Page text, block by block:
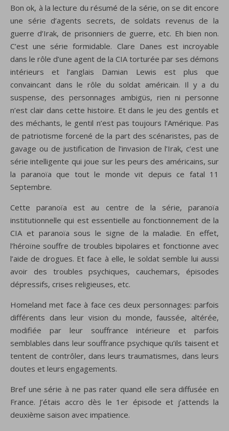
Bon ok, à la lecture du résumé de la série, on se dit encore
une série d’agents secrets, de soldats revenus de la
guerre d’Irak, de prisonniers de guerre, etc. Eh bien non.
C’est une série formidable. Clare Danes est incroyable
dans le rôle d’une agent de la CIA torturée par ses démons
intérieurs et l’anglais Damian Lewis est plus que
convaincant dans le rôle du soldat américain. Il y a du
suspense, des personnages ambigüs, rien ni personne
n’est clair dans cette histoire. Et dans le jeu des gentils et
des méchants, le gentil n’est pas toujours l’Amérique. Pas
de patriotisme forcené de la part des scénaristes, pas de
gavage ou de justification de l’invasion de l’Irak, c’est une
série intelligente qui joue sur les peurs des américains, sur
la paranoïa que tout le monde vit depuis ce fatal 11
Septembre.
Cette paranoïa est au centre de la série, paranoïa
institutionnelle qui est essentielle au fonctionnement de la
CIA et paranoïa sous le signe de la maladie. En effet,
l’héroïne souffre de troubles bipolaires et fonctionne avec
l’aide de drogues. Et face à elle, le soldat semble lui aussi
avoir des troubles psychiques, cauchemars, épisodes
dépressifs, crises religieuses, etc.
Homeland met face à face ces deux personnages: parfois
différents dans leur vision du monde, faussée, altérée,
modifiée par leur souffrance intérieure et parfois
semblables dans leur souffrance psychique qu’ils taisent et
tentent de contrôler, dans leurs traumatismes, dans leurs
doutes et leurs engagements.
Bref une série à ne pas rater quand elle sera diffusée en
France. J’étais accro dès le 1er épisode et j’attends la
deuxième saison avec impatience.